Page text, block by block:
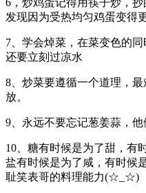
发现因为受热均匀鸡蛋变得
7、学会焯菜，在菜变色的
还要立刻过凉水
8、炒菜要遵循一个道理，
放。
9、永远不要忘记葱姜蒜，
10、糖有时候是为了甜，有
盐有时候是为了咸，有时候
耻笑表哥的料理能力(☆_☆)